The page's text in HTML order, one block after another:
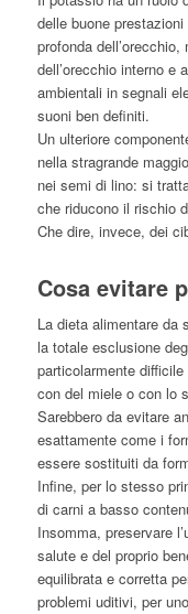
delle buone
profonda
dell’orecchio interno e
ambientali in segnali
suoni ben definiti.
Un ulteriore
nella stragrande
nei semi di lino: si
che riducono il rischio
Che dire, invece, dei
Cosa evitare
La dieta alimentare da
la totale esclusione
particolarmente
con del miele o con lo
Sarebbero da evitare
esattamente come i
essere sostituiti da
Infine, per lo stesso
di carni a basso
Insomma, preservare
salute e del proprio
equilibrata e corretta
problemi uditivi, per